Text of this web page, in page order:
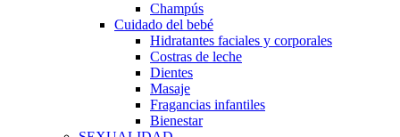
Champús
Cuidado del bebé
Hidratantes faciales y corporales
Costras de leche
Dientes
Masaje
Fragancias infantiles
Bienestar